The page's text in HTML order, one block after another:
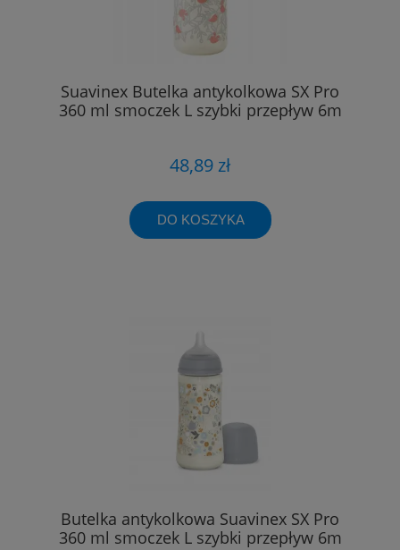
Suavinex Butelka antykolkowa SX Pro
360 ml smoczek L szybki przepływ 6m
48,89 zł
DO KOSZYKA
Butelka antykolkowa Suavinex SX Pro
360 ml smoczek L szybki przepływ 6m